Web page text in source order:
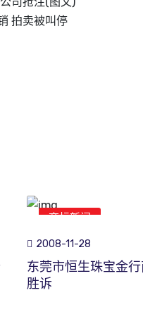
拍卖被叫停
商标新闻
2008-11-28
东莞市恒生珠宝金
胜诉